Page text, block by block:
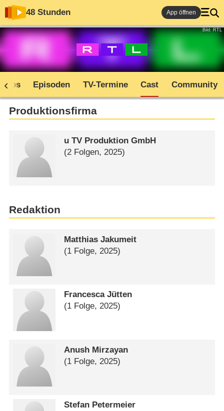
48 Stunden App öffnen
Bild: RTL
Infos Episoden TV-Termine Cast Community
Produktionsfirma
u TV Produktion GmbH
(2 Folgen, 2025)
Redaktion
Matthias Jakumeit
(1 Folge, 2025)
Francesca Jütten
(1 Folge, 2025)
Anush Mirzayan
(1 Folge, 2025)
Stefan Petermeier